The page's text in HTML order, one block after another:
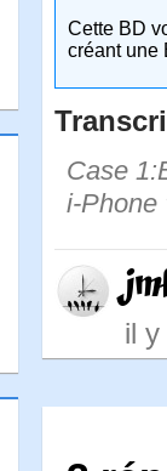
Cette BD
créant une
Case
i-Phone
il y